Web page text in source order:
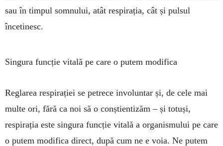
sau în timpul somnului, atât respirația, cât și pulsul
încetinesc.
Singura funcție vitală pe care o putem modifica
Reglarea respirației se petrece involuntar și, de cele mai
multe ori, fără ca noi să o conștientizăm – și totuși,
respirația este singura funcție vitală a organismului pe care
o putem modifica direct, după cum ne e voia. Ne putem